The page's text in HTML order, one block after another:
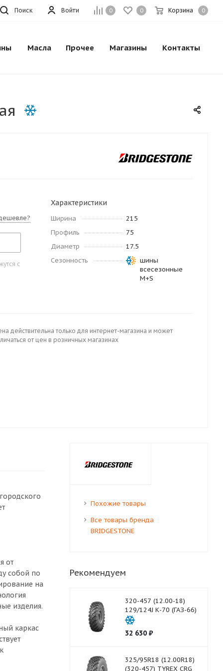
0 0 Корзина 0
Войти
Поиск
Масла Прочее Магазины Контакты
с
Характеристики
Ширина
215
Профиль
75
Диаметр
17.5
Сезонность
шины
всесезонные
M+S
действительна только для интернет-магазина и может
от цен в розничных магазинах
от
собой по
на
изделия.
каркас
Похожие товары
Все товары бренда
BRIDGESTONE
Рекомендуем
320-457 (12.00-18)
129/124J К-70 (ГАЗ-66)
32 630₽
325/95R18 (12.00R18)
(320-457) TYREX CRG